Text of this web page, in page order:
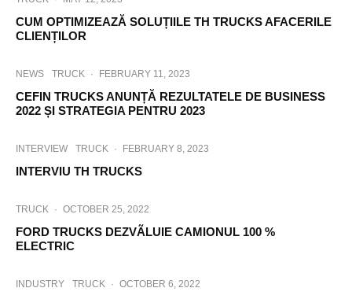
CUM OPTIMIZEAZĂ SOLUȚIILE TH TRUCKS AFACERILE
CLIENȚILOR
NEWS TRUCK · FEBRUARY 11, 2023
CEFIN TRUCKS ANUNȚĂ REZULTATELE DE BUSINESS
2022 ȘI STRATEGIA PENTRU 2023
INTERVIEW TRUCK · FEBRUARY 8, 2023
INTERVIU TH TRUCKS
TRUCK · OCTOBER 25, 2022
FORD TRUCKS DEZVÃLUIE CAMIONUL 100 %
ELECTRIC
INDUSTRY TRUCK · OCTOBER 6, 2022